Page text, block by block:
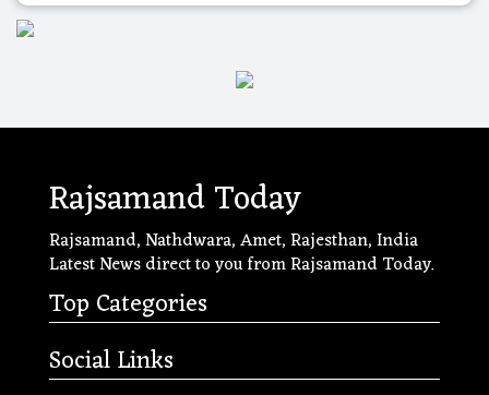
Rajsamand Today
Rajsamand, Nathdwara, Amet, Rajesthan, India
Latest News direct to you from Rajsamand Today.
Top Categories
Social Links